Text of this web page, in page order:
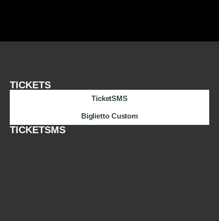
TICKETS
TicketSMS
Biglietto Custom
TICKETSMS